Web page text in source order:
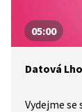
05:00
Datová
Vydejme